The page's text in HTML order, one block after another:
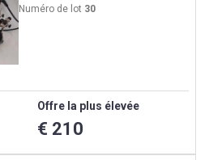
Numéro de lot 30
Offre la plus élevée
€ 210